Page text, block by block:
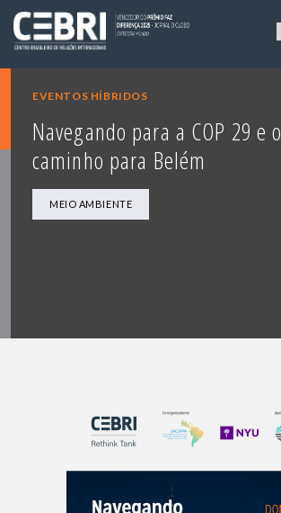
EVENTOS HÍBRIDOS
Navegando para a COP 29 e o
caminho para Belém
MEIO AMBIENTE